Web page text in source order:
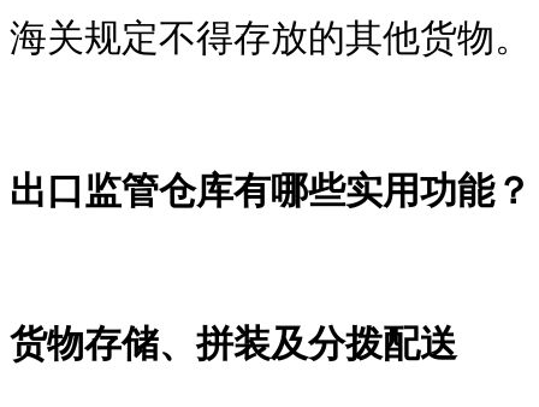
海关规定不得存放的其他货物。
出口监管仓库有哪些实用功能？
货物存储、拼装及分拨配送